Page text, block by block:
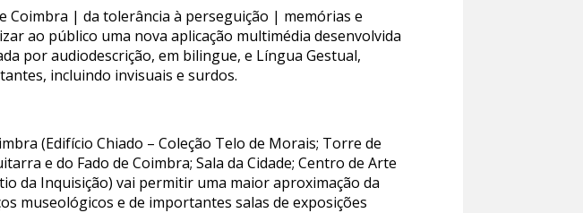
Coimbra | da tolerância à perseguição | memórias e
ao público uma nova aplicação multimédia desenvolvida
por audiodescrição, em bilingue, e Língua Gestual,
incluindo invisuais e surdos.
(Edifício Chiado – Coleção Telo de Morais; Torre de
e do Fado de Coimbra; Sala da Cidade; Centro de Arte
da Inquisição) vai permitir uma maior aproximação da
museológicos e de importantes salas de exposições